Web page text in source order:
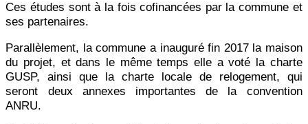
Ces études sont à la fois cofinancées par la commune et
ses partenaires.
Parallèlement, la commune a inauguré fin 2017 la maison
du projet, et dans le même temps elle a voté la charte
GUSP, ainsi que la charte locale de relogement, qui
seront deux annexes importantes de la convention
ANRU.